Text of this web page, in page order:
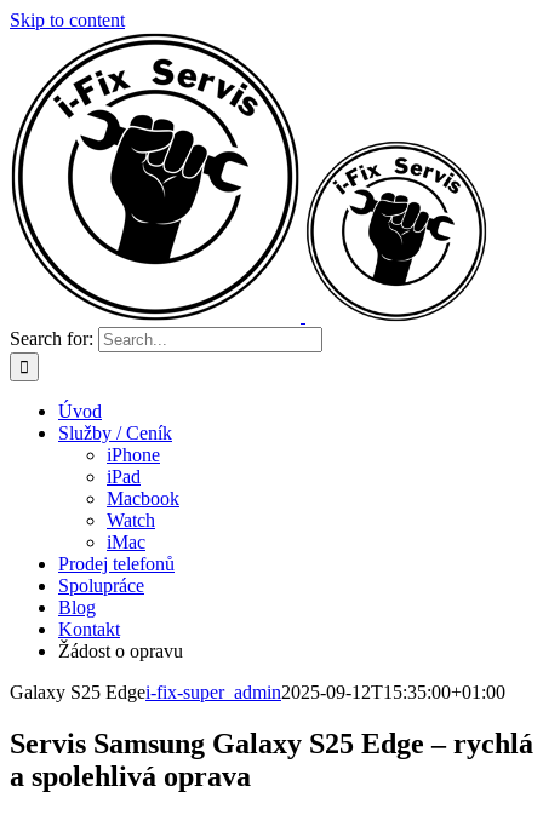
Skip to content
Search for:
Úvod
Služby / Ceník
iPhone
iPad
Macbook
Watch
iMac
Prodej telefonů
Spolupráce
Blog
Kontakt
Žádost o opravu
Galaxy S25 Edgei-fix-super_admin2025-09-12T15:35:00+01:00
Servis Samsung Galaxy S25 Edge – rychlá
a spolehlivá oprava